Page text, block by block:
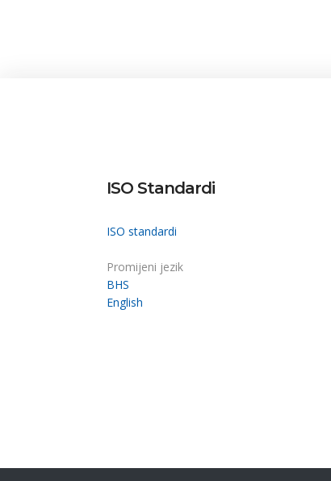
ISO Standardi
ISO standardi
Promijeni jezik
BHS
English